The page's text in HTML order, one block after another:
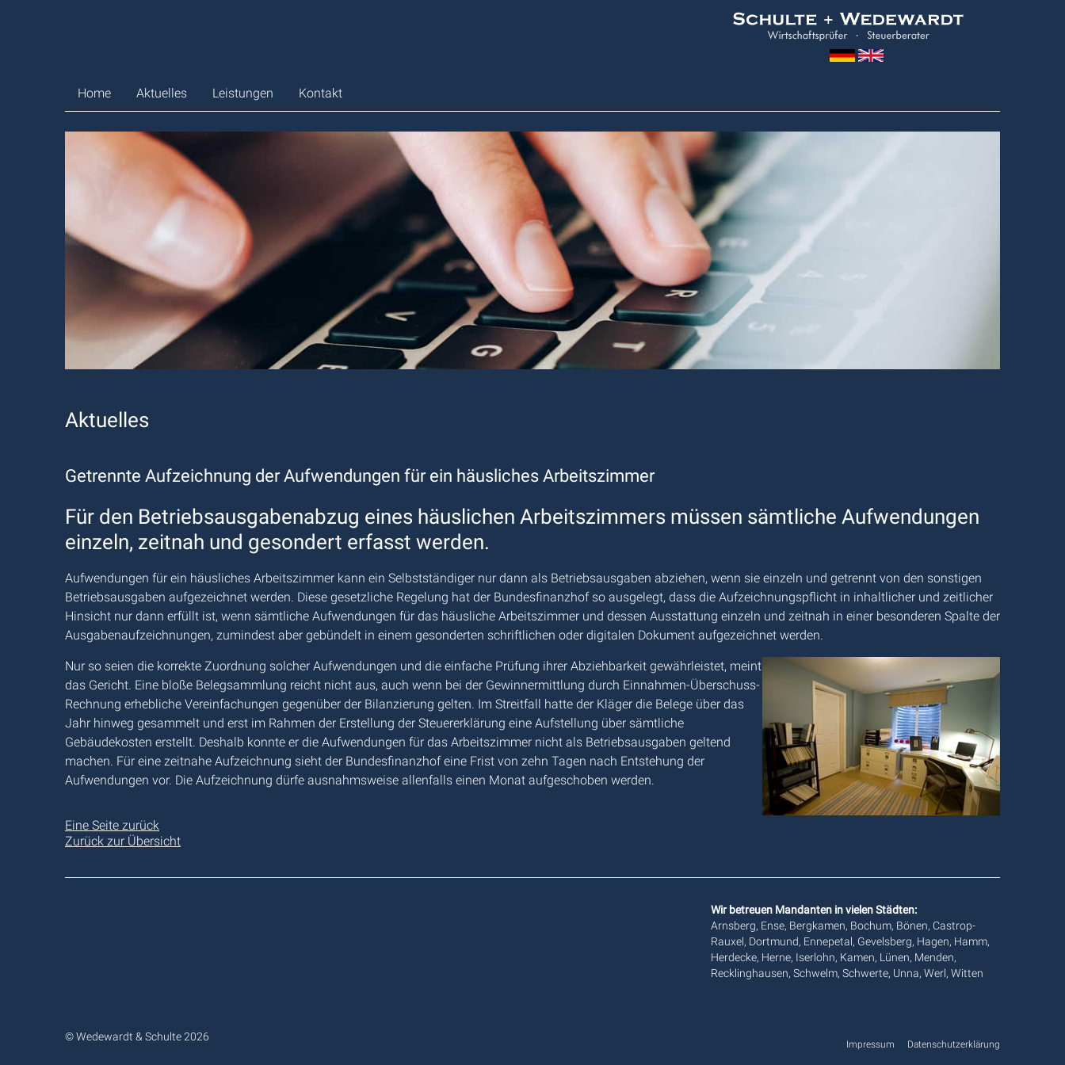
&
Schulte
Home Aktuelles Leistungen Kontakt
Aktuelles
Getrennte Aufzeichnung der Aufwendungen für ein häusliches Arbeitszimmer
Für den Betriebsausgabenabzug eines häuslichen Arbeitszimmers müssen sämtliche Aufwendungen
einzeln, zeitnah und gesondert erfasst werden.
Aufwendungen für ein häusliches Arbeitszimmer kann ein Selbstständiger nur dann als Betriebsausgaben abziehen, wenn sie einzeln und getrennt von den sonstigen
Betriebsausgaben aufgezeichnet werden. Diese gesetzliche Regelung hat der Bundesfinanzhof so ausgelegt, dass die Aufzeichnungspflicht in inhaltlicher und zeitlicher
Hinsicht nur dann erfüllt ist, wenn sämtliche Aufwendungen für das häusliche Arbeitszimmer und dessen Ausstattung einzeln und zeitnah in einer besonderen Spalte der
Ausgabenaufzeichnungen, zumindest aber gebündelt in einem gesonderten schriftlichen oder digitalen Dokument aufgezeichnet werden.
Nur so seien die korrekte Zuordnung solcher Aufwendungen und die einfache Prüfung ihrer Abziehbarkeit gewährleistet, meint
das Gericht. Eine bloße Belegsammlung reicht nicht aus, auch wenn bei der Gewinnermittlung durch Einnahmen-Überschuss-
Rechnung erhebliche Vereinfachungen gegenüber der Bilanzierung gelten. Im Streitfall hatte der Kläger die Belege über das
Jahr hinweg gesammelt und erst im Rahmen der Erstellung der Steuererklärung eine Aufstellung über sämtliche
Gebäudekosten erstellt. Deshalb konnte er die Aufwendungen für das Arbeitszimmer nicht als Betriebsausgaben geltend
machen. Für eine zeitnahe Aufzeichnung sieht der Bundesfinanzhof eine Frist von zehn Tagen nach Entstehung der
Aufwendungen vor. Die Aufzeichnung dürfe ausnahmsweise allenfalls einen Monat aufgeschoben werden.
Eine Seite zurück
Zurück zur Übersicht
Wir betreuen Mandanten in vielen Städten:
Arnsberg, Ense, Bergkamen, Bochum, Bönen, Castrop-
Rauxel, Dortmund, Ennepetal, Gevelsberg, Hagen, Hamm,
Herdecke, Herne, Iserlohn, Kamen, Lünen, Menden,
Recklinghausen, Schwelm, Schwerte, Unna, Werl, Witten
© Wedewardt & Schulte 2026
Impressum Datenschutzerklärung